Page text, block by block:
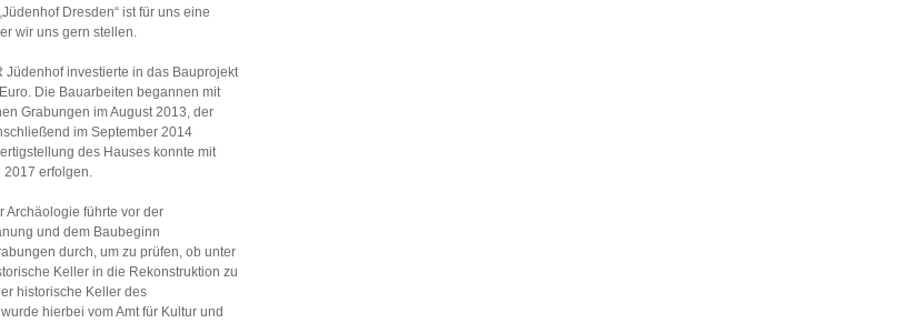
Dresden“ ist für uns eine
wir uns gern stellen.
Jüdenhof investierte in das Bauprojekt
Die Bauarbeiten begannen mit
Grabungen im August 2013, der
im September 2014
des Hauses konnte mit
2017 erfolgen.
Archäologie führte vor der
und dem Baubeginn
durch, um zu prüfen, ob unter
Keller in die Rekonstruktion zu
historische Keller des
hierbei vom Amt für Kultur und